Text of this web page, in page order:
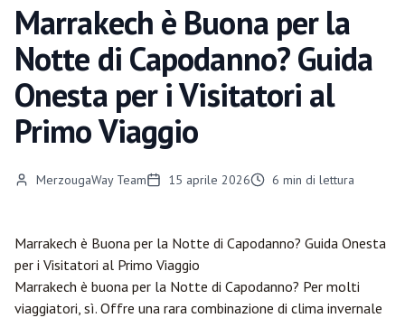
Marrakech è Buona per la
Notte di Capodanno? Guida
Onesta per i Visitatori al
Primo Viaggio
MerzougaWay Team 15 aprile 2026 6 min di lettura
Marrakech è Buona per la Notte di Capodanno? Guida Onesta
per i Visitatori al Primo Viaggio
Marrakech è buona per la Notte di Capodanno? Per molti
viaggiatori, sì. Offre una rara combinazione di clima invernale